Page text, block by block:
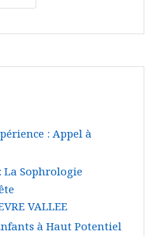
: Appel à
La Sophrologie
VALLEE
à Haut Potentiel